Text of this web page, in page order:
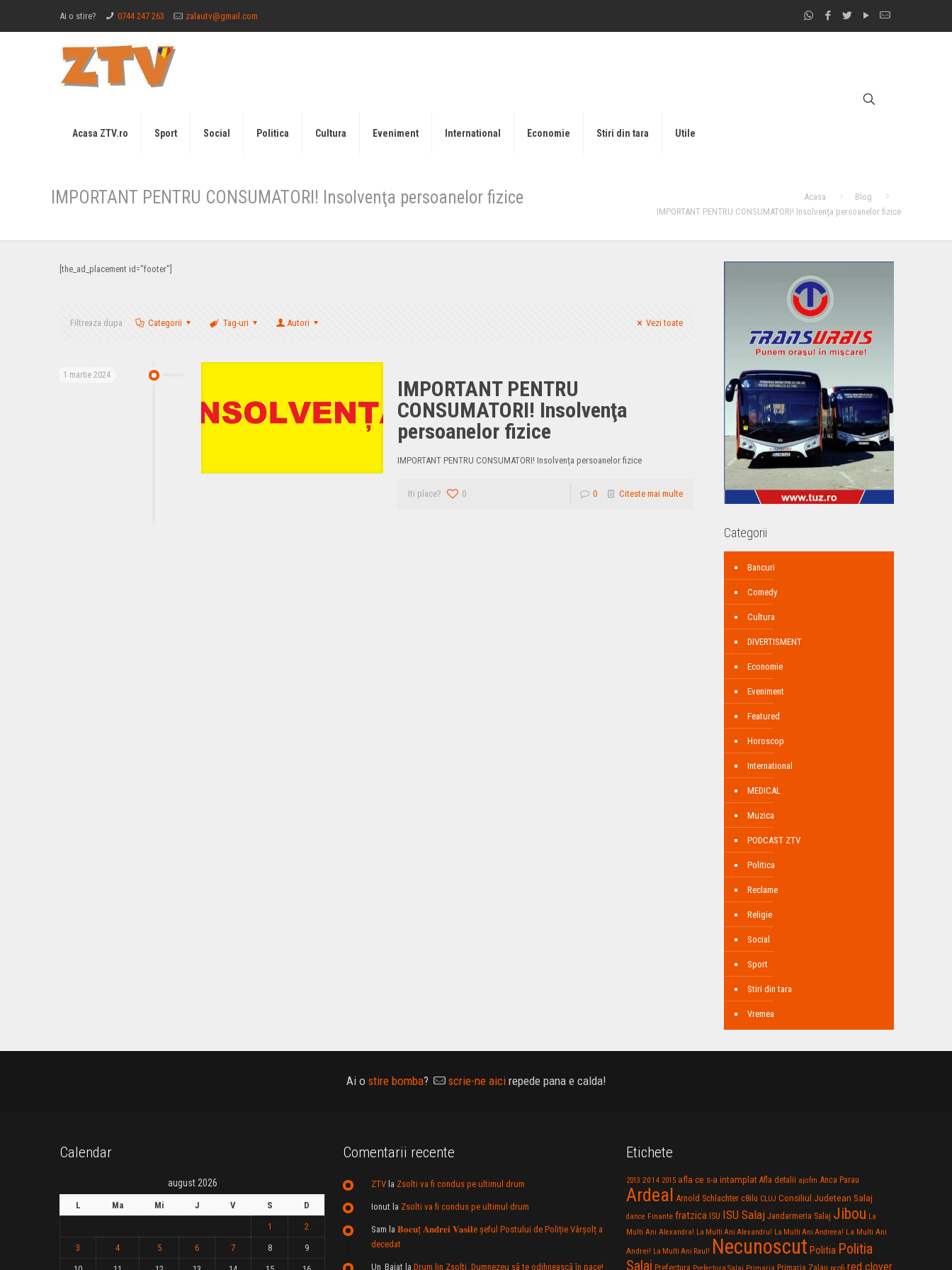
Ai o stire? 0744 247 263 zalautv@gmail.com
Acasa ZTV.ro Sport Social Politica Cultura Eveniment International Economie Stiri din tara Utile
IMPORTANT PENTRU CONSUMATORI! Insolvenţa persoanelor fizice Acasa
Blog
IMPORTANT PENTRU CONSUMATORI! Insolvenţa persoanelor fizice
[the_ad_placement id="footer"]
Filtreaza dupa Categorii Tag-uri Autori Vezi toate
1 martie 2024
IMPORTANT PENTRU
CONSUMATORI! Insolvenţa
persoanelor fizice
IMPORTANT PENTRU CONSUMATORI! Insolvenţa persoanelor fizice
Iti place? 0 0 Citeste mai multe
Categorii
Bancuri
Comedy
Cultura
DIVERTISMENT
Economie
Eveniment
Featured
Horoscop
International
MEDICAL
Muzica
PODCAST ZTV
Politica
Reclame
Religie
Social
Sport
Stiri din tara
Vremea
Ai o stire bomba? scrie-ne aicirepede pana e calda!
Calendar
august 2026
L Ma Mi J V S
D
1
2
3
4 5 6 7 8
9
Comentarii recente
ZTVla Zsolti va fi condus pe ultimul drum
Ionut la Zsolti va fi condus pe ultimul drum
Sam la 𝐁𝐨𝐜𝐮ț 𝐀𝐧𝐝𝐫𝐞𝐢 𝐕𝐚𝐬𝐢𝐥e şeful Postului de Poliție Vârșolț a
decedat
Un_Baiat la Drum lin Zsolti. Dumnezeu sã te odihneascã în pace!
Etichete
2013 2014 2015 afla ce s-a intamplat Afla detalii ajofm Anca Parau
Ardeal Arnold Schlachter c8ilu CLUJ Consiliul Judetean Salaj
dance Finante fratzica ISU ISU Salaj Jandarmeria Salaj Jibou La
Multi Ani Alexandra! La Multi Ani Alexandru! La Multi Ani Andreea! La Multi Ani
Andrei! La Multi Ani Raul! Necunoscut Politia Politia
Salaj Prefectura Primaria Zalau profi red clover